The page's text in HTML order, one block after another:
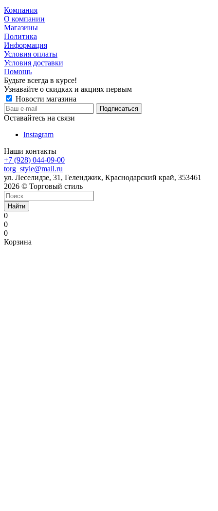
Компания
О компании
Магазины
Политика
Информация
Условия оплаты
Условия доставки
Помощь
Будьте всегда в курсе!
Узнавайте о скидках и акциях первым
Новости магазина
Оставайтесь на связи
Instagram
Наши контакты
+7 (928) 044-09-00
torg_style@mail.ru
ул. Леселидзе, 31, Геленджик, Краснодарский край, 353461
2026 © Торговый стиль
Найти
0
0
0
Корзина